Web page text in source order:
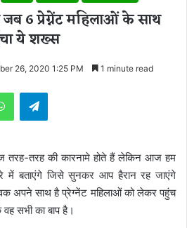
6 प्रेग्नेंट महिलाओं के साथ
ये शख्स
26, 2020 1:25 PM 1 minute read
तरह-तरह की कारनामे होते हैं लेकिन आज हम
में बताएंगे जिसे सुनकर आप हैरान रह जाएंगे
अपने साथ है प्रेग्नेंट महिलाओं को लेकर पहुंच
वह सभी का बाप है।